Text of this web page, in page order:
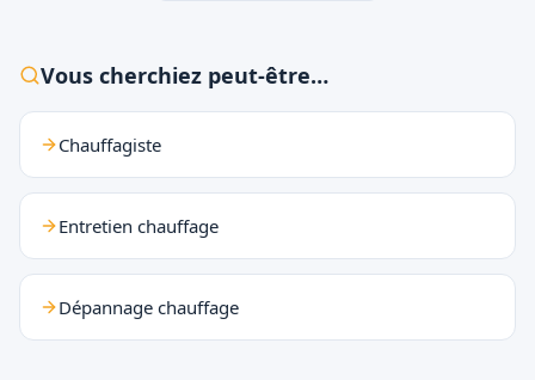
Vous cherchiez peut-être…
Chauffagiste
Entretien chauffage
Dépannage chauffage